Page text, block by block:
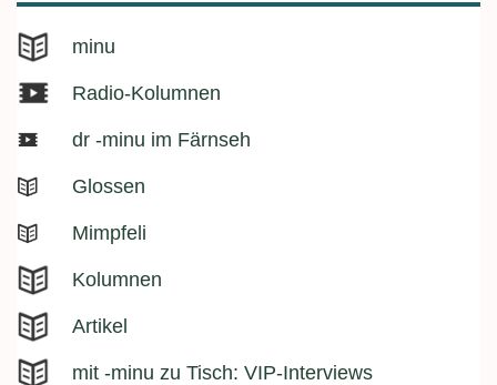
minu
Radio-Kolumnen
dr -minu im Färnseh
Glossen
Mimpfeli
Kolumnen
Artikel
mit -minu zu Tisch: VIP-Interviews